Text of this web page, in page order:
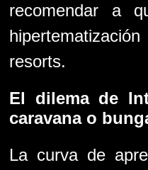
recomendar a
resorts.
El dilema de
caravana o
La curva de